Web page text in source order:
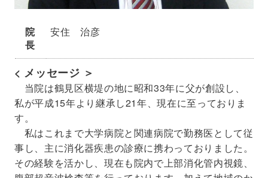
院
長
安住 治彦
< メッセージ ＞
当院は鶴見区横堤の地に昭和33年に父が創設し、
私が平成15年より継承し21年、現在に至っておりま
す。
私はこれまで大学病院と関連病院で勤務医として従
事し、主に消化器疾患の診療に携わっておりました。
その経験を活かし、現在も院内で上部消化管内視鏡、